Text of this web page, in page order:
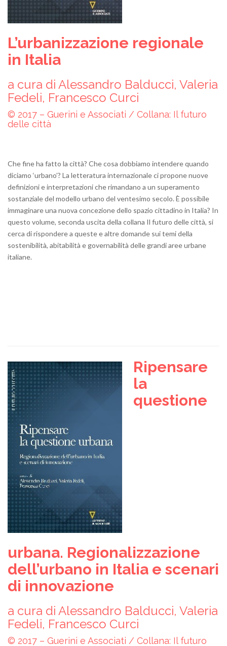
L’urbanizzazione regionale
in Italia
a cura di Alessandro Balducci, Valeria
Fedeli, Francesco Curci
© 2017 – Guerini e Associati / Collana: Il futuro
delle città
Che fine ha fatto la città? Che cosa dobbiamo intendere quando
diciamo ‘urbano’? La letteratura internazionale ci propone nuove
definizioni e interpretazioni che rimandano a un superamento
sostanziale del modello urbano del ventesimo secolo. È possibile
immaginare una nuova concezione dello spazio cittadino in Italia? In
questo volume, seconda uscita della collana Il futuro delle città, si
cerca di rispondere a queste e altre domande sui temi della
sostenibilità, abitabilità e governabilità delle grandi aree urbane
italiane.
Ripensare
la
questione
urbana. Regionalizzazione
dell’urbano in Italia e scenari
di innovazione
a cura di Alessandro Balducci, Valeria
Fedeli, Francesco Curci
© 2017 – Guerini e Associati / Collana: Il futuro